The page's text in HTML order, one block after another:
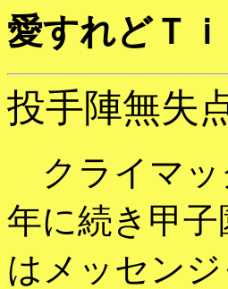
愛すれどＴ
投手陣無失
クライマッ
年に続き甲
はメッセン